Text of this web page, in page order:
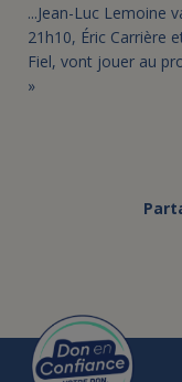
...Jean-Luc Lemoine
21h10, Éric Carrière
Fiel, vont jouer au
»